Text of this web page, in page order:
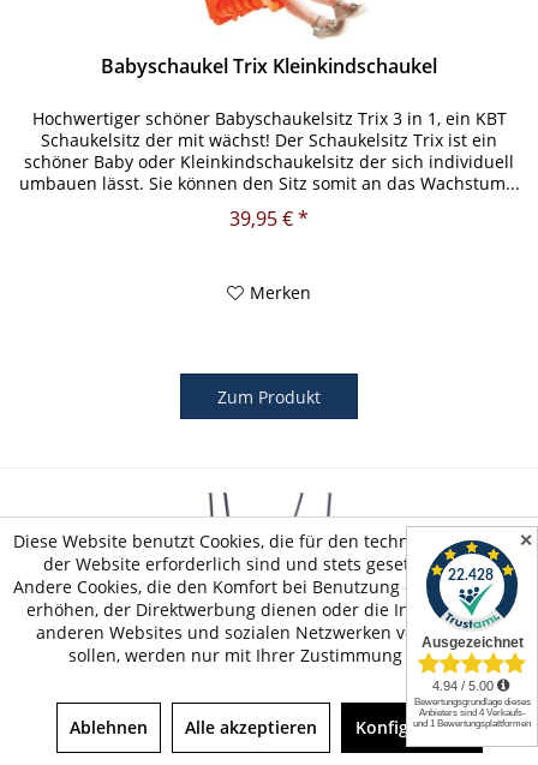
Babyschaukel Trix Kleinkindschaukel
Hochwertiger schöner Babyschaukelsitz Trix 3 in 1, ein KBT
Schaukelsitz der mit wächst! Der Schaukelsitz Trix ist ein
schöner Baby oder Kleinkindschaukelsitz der sich individuell
umbauen lässt. Sie können den Sitz somit an das Wachstum...
39,95 € *
Merken
Zum Produkt
HOQ Babyschaukelsitz Türkis mit grünem T-Stück...
✕
Diese Website benutzt Cookies, die für den technischen Betrieb
der Website erforderlich sind und stets gesetzt werden.
Andere Cookies, die den Komfort bei Benutzung dieser Website
erhöhen, der Direktwerbung dienen oder die Interaktion mit
anderen Websites und sozialen Netzwerken vereinfachen
sollen, werden nur mit Ihrer Zustimmung gesetzt.
Ablehnen Alle akzeptieren Konfigurieren